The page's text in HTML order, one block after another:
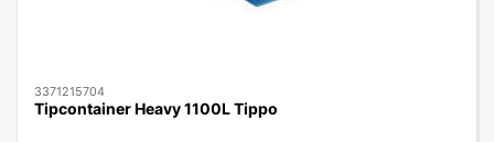
3371215704
Tipcontainer Heavy 1100L Tippo